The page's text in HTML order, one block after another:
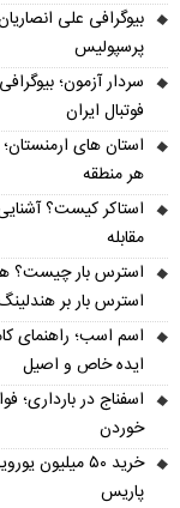
بیوگرافی علی
پرسپولیس
سردار آزمون؛
فوتبال ایران
هر منطقه
استاکر کیست؟
مقابله
استرس بار چیست؟
استرس بار بر
اسم اسب؛ راهنمای
ایده خاص و اصیل
اسفناج در
خوردن
پاریس